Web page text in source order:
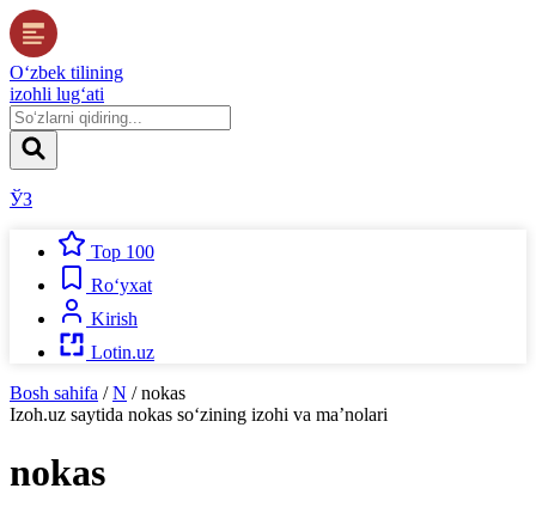
O‘zbek tilining
izohli lug‘ati
ЎЗ
Top 100
Ro‘yxat
Kirish
Lotin.uz
Bosh sahifa / N / nokas
Izoh.uz saytida nokas so‘zining izohi va ma’nolari
nokas